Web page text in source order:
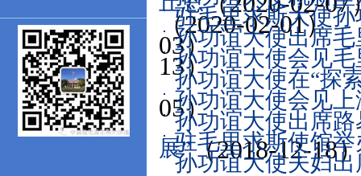
（2020-02-01）
驻毛里求斯大使
03）
孙功谊大使出席
13）
孙功谊大使会见
孙功谊大使在“探
05）
孙功谊大使会见
孙功谊大使出席
展”（2018-12-18
驻毛里求斯使馆
孙功谊大使夫妇